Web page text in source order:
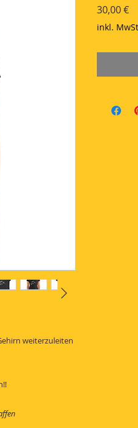
weiterzuleiten
30,00 €
inkl.